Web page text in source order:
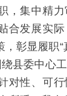
，集中精
合发展实
彰显履职“
县委中心
对性、可